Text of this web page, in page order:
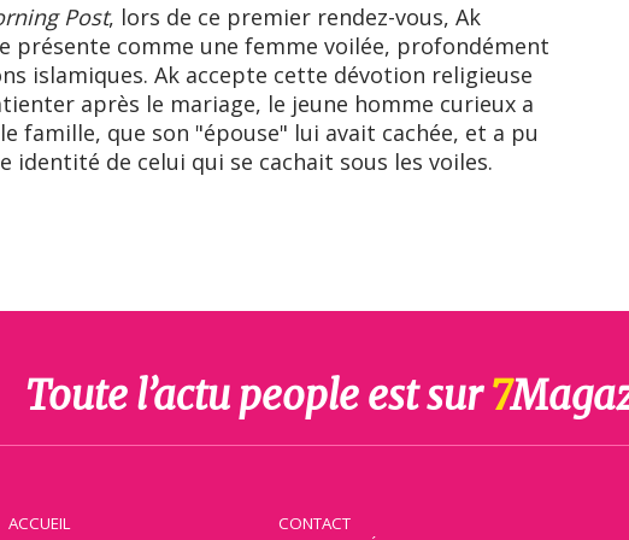
Post, lors de ce premier rendez-vous, Ak
présente comme une femme voilée, profondément
islamiques. Ak accepte cette dévotion religieuse
après le mariage, le jeune homme curieux a
famille, que son "épouse" lui avait cachée, et a pu
identité de celui qui se cachait sous les voiles.
Toute l’actu people est sur7
ACCUEIL
CONTACT